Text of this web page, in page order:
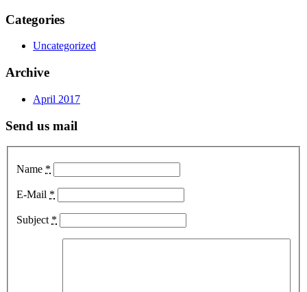
Categories
Uncategorized
Archive
April 2017
Send us mail
Name *
E-Mail *
Subject *